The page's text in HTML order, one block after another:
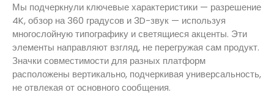
Мы подчеркнули ключевые характеристики — разрешение
4K, обзор на 360 градусов и 3D-звук — используя
многослойную типографику и светящиеся акценты. Эти
элементы направляют взгляд, не перегружая сам продукт.
Значки совместимости для разных платформ
расположены вертикально, подчеркивая универсальность,
не отвлекая от основного сообщения.